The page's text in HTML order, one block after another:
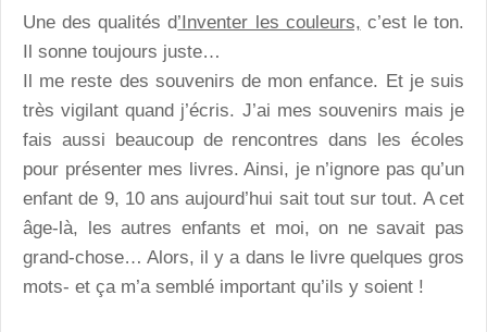
Une des qualités d’Inventer les couleurs, c’est le ton.
Il sonne toujours juste…
Il me reste des souvenirs de mon enfance. Et je suis
très vigilant quand j’écris. J’ai mes souvenirs mais je
fais aussi beaucoup de rencontres dans les écoles
pour présenter mes livres. Ainsi, je n’ignore pas qu’un
enfant de 9, 10 ans aujourd’hui sait tout sur tout. A cet
âge-là, les autres enfants et moi, on ne savait pas
grand-chose… Alors, il y a dans le livre quelques gros
mots- et ça m’a semblé important qu’ils y soient !